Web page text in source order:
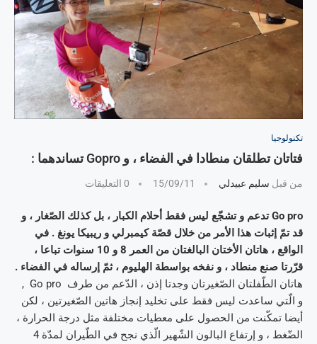
تكنولوجيا
فتاتان تطلقان منطادا في الفضاء ، و Gopro تساندهما :
من قبل سليم عبيدلي 15/09/11 0 التعليقات
Go pro تدعم و تشجّع ليس فقط أحلام الكبار ، بل كذلك الصّغار ، و
قد تمّ إثبات هذا الأمر من خلال قصّة كيمبرلي و ريبيكا يونغ . في
الواقع ، هاتان الأختان البالغتان من العمر 8 و 10 سنوات تباعا ،
قرّرتا صنع منطاد ، و نفخه بواسطة الهليوم ، ثمّ إرساله في الفضاء .
هاتان الطّفلتان الصّغيرتان وجدتا إذن ، الدّعم من طرف Go pro ,
و الّتي ساعدت ليس فقط على تخليد إنجاز هاتين الصّغيرتين ، لكن
أيضا تمكّنت من الحصول على معطيات مختلفة مثل درجة الحرارة ،
الضّغط ، و إرتفاع البالون الشّهير الّذي نجح في الطّيران لمدّة 4